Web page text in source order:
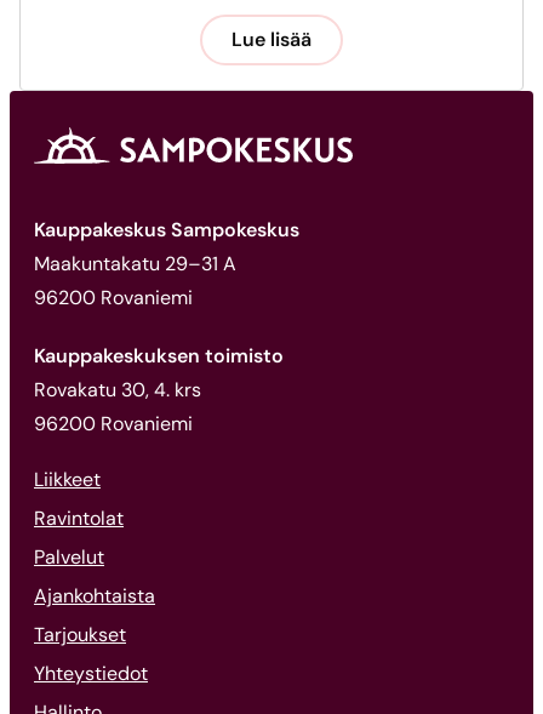
Lue lisää
Kauppakeskus Sampokeskus
Maakuntakatu 29–31 A
96200 Rovaniemi
Kauppakeskuksen toimisto
Rovakatu 30, 4. krs
96200 Rovaniemi
Liikkeet
Ravintolat
Palvelut
Ajankohtaista
Tarjoukset
Yhteystiedot